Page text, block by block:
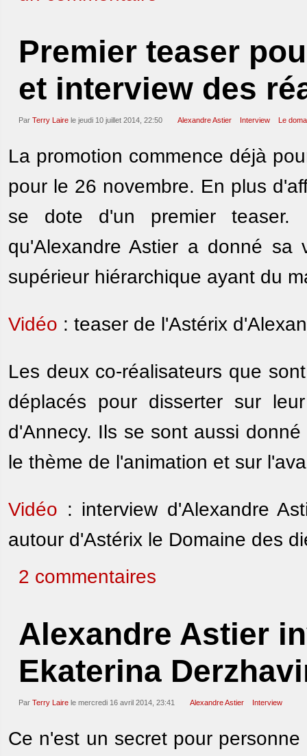
Premier teaser
et interview des
Par Terry Laire le jeudi 10 juillet 2014, 22:50 Alexandre Astier Interview Le
La promotion commence déjà
pour le 26 novembre. En plus
se dote d'un premier teaser.
qu'Alexandre Astier a donné
supérieur hiérarchique ayant du
Vidéo : teaser de l'Astérix
Les deux co-réalisateurs que
déplacés pour disserter sur
d'Annecy. Ils se sont aussi
le thème de l'animation et sur
Vidéo : interview d'Alexandre
autour d'Astérix le Domaine des
2 commentaires
Alexandre Astier
Ekaterina
Par Terry Laire le mercredi 16 avril 2014, 23:41 Alexandre Astier Interview
Ce n'est un secret pour